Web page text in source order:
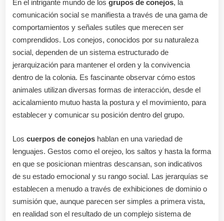
En el intrigante mundo de los grupos de conejos, la
comunicación social se manifiesta a través de una gama de
comportamientos y señales sutiles que merecen ser
comprendidos. Los conejos, conocidos por su naturaleza
social, dependen de un sistema estructurado de
jerarquización para mantener el orden y la convivencia
dentro de la colonia. Es fascinante observar cómo estos
animales utilizan diversas formas de interacción, desde el
acicalamiento mutuo hasta la postura y el movimiento, para
establecer y comunicar su posición dentro del grupo.
Los cuerpos de conejos hablan en una variedad de
lenguajes. Gestos como el orejeo, los saltos y hasta la forma
en que se posicionan mientras descansan, son indicativos
de su estado emocional y su rango social. Las jerarquías se
establecen a menudo a través de exhibiciones de dominio o
sumisión que, aunque parecen ser simples a primera vista,
en realidad son el resultado de un complejo sistema de